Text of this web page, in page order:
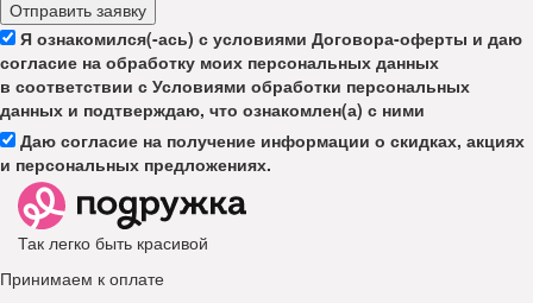
Отправить заявку
Я ознакомился(-ась) с условиями Договора-оферты и даю
согласие на обработку моих персональных данных
в соответствии с Условиями обработки персональных
данных и подтверждаю, что ознакомлен(а) с ними
Даю согласие на получение информации о скидках, акциях
и персональных предложениях.
Так легко быть красивой
Принимаем к оплате